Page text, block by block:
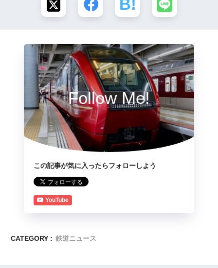
Follow Me!
この記事が気に入ったらフォローしよう
YouTube
CATEGORY : 鉄道ニュース